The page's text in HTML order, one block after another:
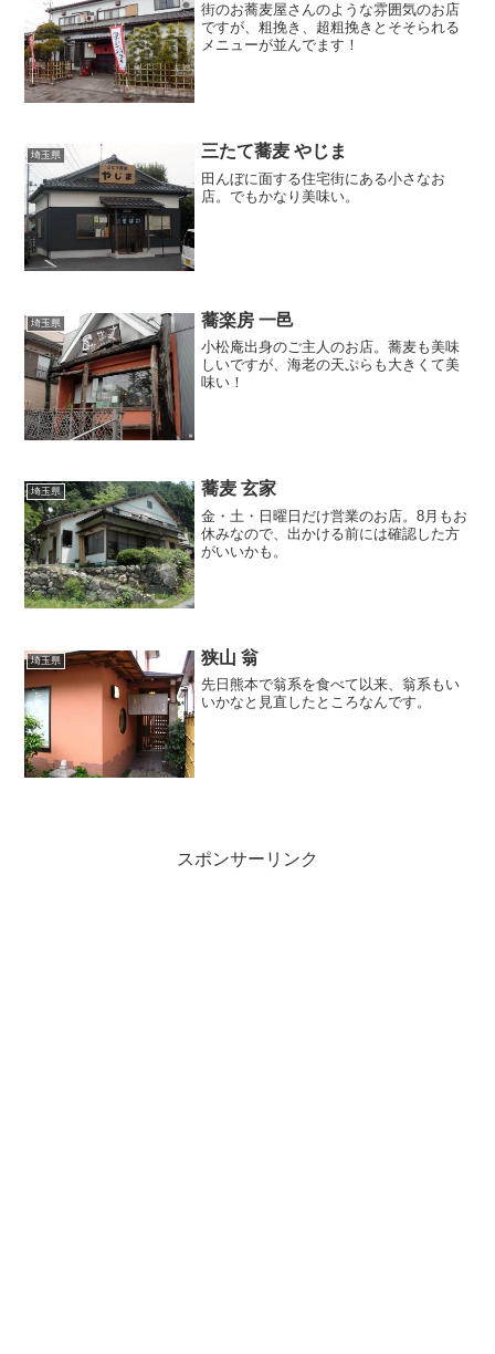
街のお蕎麦屋さんのような雰囲気のお店
ですが、粗挽き、超粗挽きとそそられる
メニューが並んでます！
埼玉県 三たて蕎麦 やじま
田んぼに面する住宅街にある小さなお
店。でもかなり美味い。
埼玉県 蕎楽房 一邑
小松庵出身のご主人のお店。蕎麦も美味
しいですが、海老の天ぷらも大きくて美
味い！
埼玉県 蕎麦 玄家
金・土・日曜日だけ営業のお店。8月もお
休みなので、出かける前には確認した方
がいいかも。
埼玉県 狭山 翁
先日熊本で翁系を食べて以来、翁系もい
いかなと見直したところなんです。
スポンサーリンク